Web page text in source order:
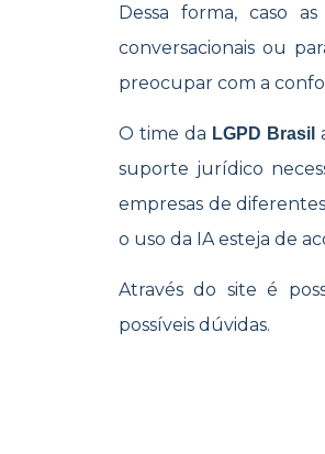
Dessa forma, caso
conversacionais ou
preocupar com a
O time da LGPD Brasil
suporte jurídico
empresas de
o uso da IA esteja de
Através do site é
possíveis dúvidas.